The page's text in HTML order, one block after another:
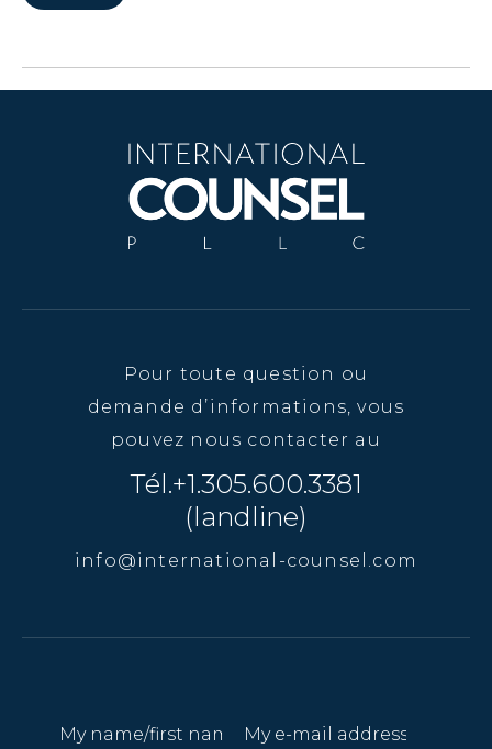
Pour toute question ou
demande d’informations, vous
pouvez nous contacter au
Tél.+1.305.600.3381
(landline)
info@international-counsel.com